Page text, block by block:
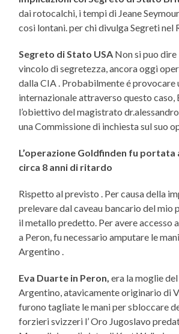
dai rotocalchi, i tempi di Jeane
cosi lontani. per chi divulga Segreti nel
Segreto di Stato USA Non si puo
vincolo di segretezza, ancora oggi
dalla CIA . Probabilmente é provocare
internazionale attraverso questo caso,
l’obiettivo del magistrato
una Commissione di inchiesta sul suo
L’operazione Goldfinden fu portata
circa 8 anni di ritardo
Rispetto al previsto . Per causa della
prelevare dal caveau bancario del mio
il metallo predetto. Per avere accesso
a Peron, fu necessario amputare le
Argentino .
Eva Duarte in Peron,era la moglie
Argentino, atavicamente originario di
furono tagliate le mani per sbloccare
forzieri svizzeri l’ Oro Jugoslavo